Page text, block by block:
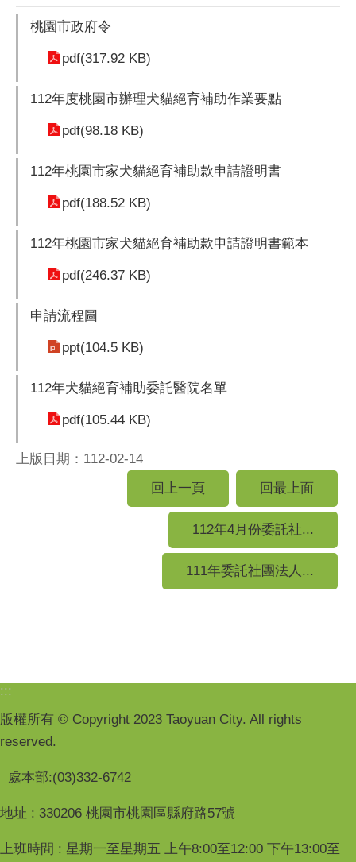
桃園市政府令
pdf(317.92 KB)
112年度桃園市辦理犬貓絕育補助作業要點
pdf(98.18 KB)
112年桃園市家犬貓絕育補助款申請證明書
pdf(188.52 KB)
112年桃園市家犬貓絕育補助款申請證明書範本
pdf(246.37 KB)
申請流程圖
ppt(104.5 KB)
112年犬貓絕育補助委託醫院名單
pdf(105.44 KB)
上版日期：112-02-14
回上一頁
回最上面
112年4月份委託社...
111年委託社團法人...
:::
版權所有 © Copyright 2023 Taoyuan City. All rights
reserved.
處本部:(03)332-6742
地址 : 330206 桃園市桃園區縣府路57號
上班時間 : 星期一至星期五 上午8:00至12:00 下午13:00至